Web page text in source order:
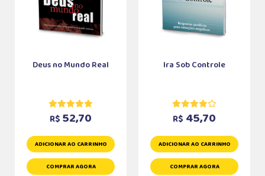
Deus no Mundo Real
R$ 52,70
ADICIONAR AO CARRINHO
COMPRAR AGORA
Ira Sob Controle
R$ 45,70
ADICIONAR AO CARRINHO
COMPRAR AGORA